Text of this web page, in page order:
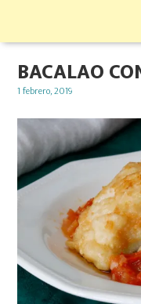
BACALAO
Posted
1 febrero, 2019